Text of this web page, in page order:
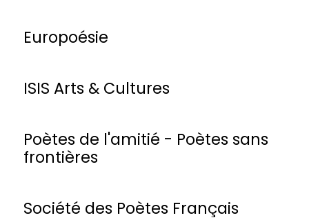
Europoésie
ISIS Arts & Cultures
Poètes de l'amitié - Poètes sans
frontières
Société des Poètes Français